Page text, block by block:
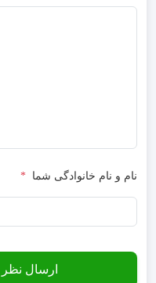
نام و نام خانوادگی شما *